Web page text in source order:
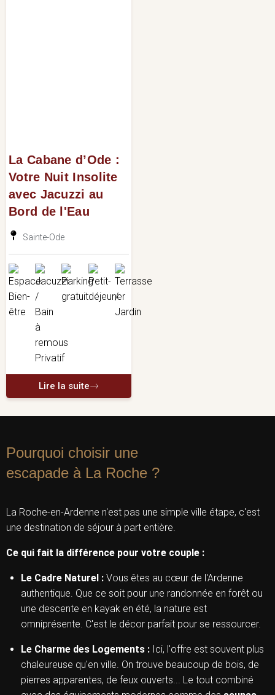
La Cabane d’Ode :
Votre Nuit Insolite
avec Jacuzzi au
Bord de l'Eau
Sainte-Ode
Lire la suite
Pourquoi choisir une
escapade à La Roche ?
La Roche-en-Ardenne n'est pas une simple ville étape, c'est
une destination de séjour à part entière.
Ce qui fait la différence pour votre couple :
Le Cadre Naturel : Vous êtes au cœur de l'Ardenne
authentique. Que ce soit pour une randonnée en forêt ou
une descente en kayak en été, la nature est
omniprésente. C'est le décor parfait pour se ressourcer.
Le Charme des Logements : Ici, l'offre est souvent plus
chaleureuse qu'en ville. On trouve beaucoup de bois, de
pierres apparentes, de feux ouverts... Le tout combiné